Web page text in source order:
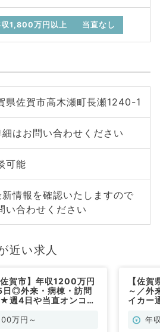
収1,800万円以上 当直なし
県佐賀市高木瀬町長瀬1240-1
はお問い合わせください
可能
情報を確認いたしますので
い合わせください
近い求人
佐賀市】年収1200万円
日◎外来・病棟・訪問
週4日や当直オンコー
万円～
【佐
～／外
イカー
年